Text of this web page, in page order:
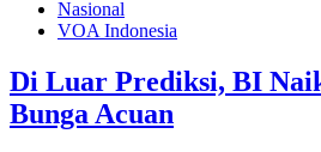
Nasional
VOA Indonesia
Di Luar Prediksi, BI
Bunga Acuan